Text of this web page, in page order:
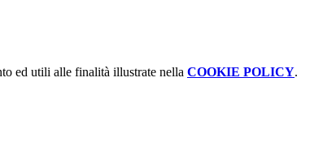
ed utili alle finalità illustrate nella COOKIE POLICY.